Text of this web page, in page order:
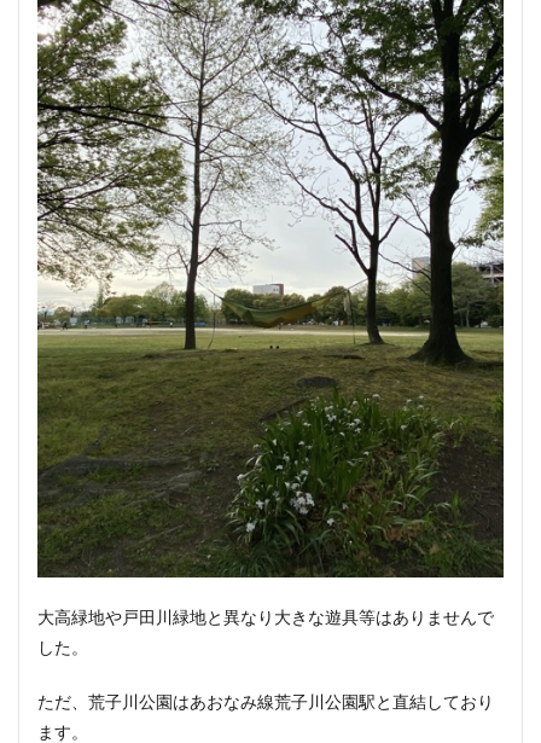
大高緑地や戸田川緑地と異なり大きな遊具等はありませんで
した。
ただ、荒子川公園はあおなみ線荒子川公園駅と直結しており
ます。